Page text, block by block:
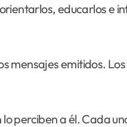
educarlos e
mensajes emitidos.
perciben a él. Cada